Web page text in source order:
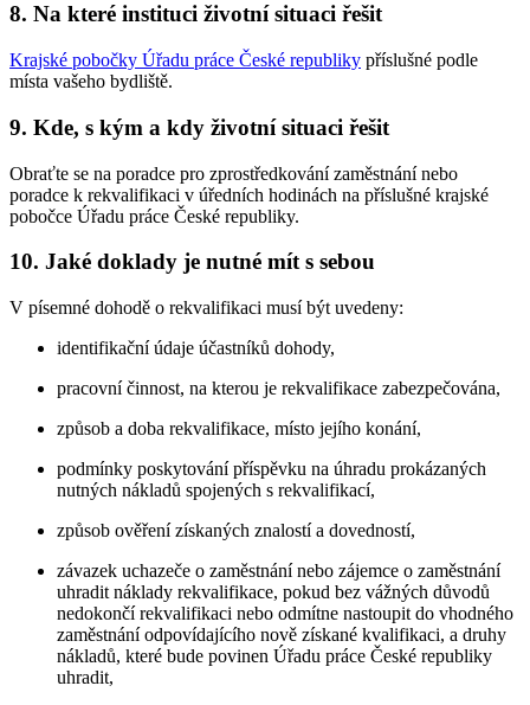
8. Na které instituci životní situaci řešit
Krajské pobočky Úřadu práce České republiky příslušné podle
místa vašeho bydliště.
9. Kde, s kým a kdy životní situaci řešit
Obraťte se na poradce pro zprostředkování zaměstnání nebo
poradce k rekvalifikaci v úředních hodinách na příslušné krajské
pobočce Úřadu práce České republiky.
10. Jaké doklady je nutné mít s sebou
V písemné dohodě o rekvalifikaci musí být uvedeny:
identifikační údaje účastníků dohody,
pracovní činnost, na kterou je rekvalifikace zabezpečována,
způsob a doba rekvalifikace, místo jejího konání,
podmínky poskytování příspěvku na úhradu prokázaných
nutných nákladů spojených s rekvalifikací,
způsob ověření získaných znalostí a dovedností,
závazek uchazeče o zaměstnání nebo zájemce o zaměstnání
uhradit náklady rekvalifikace, pokud bez vážných důvodů
nedokončí rekvalifikaci nebo odmítne nastoupit do vhodného
zaměstnání odpovídajícího nově získané kvalifikaci, a druhy
nákladů, které bude povinen Úřadu práce České republiky
uhradit,